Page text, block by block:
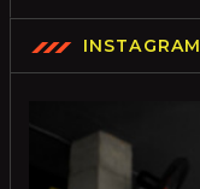
INSTAGRAM